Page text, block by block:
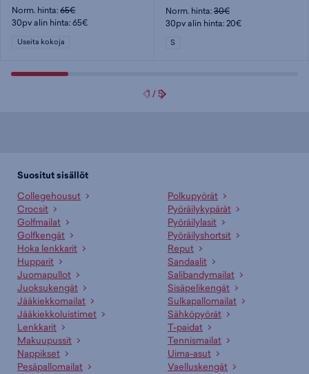
Norm. hinta:65€
30pv alin hinta: 65€
Useita kokoja
Norm. hinta:30€
30pv alin hinta: 20€
S
1 /5
Suositut sisällöt
Collegehousut
Crocsit
Golfmailat
Golfkengät
Hoka lenkkarit
Hupparit
Juomapullot
Juoksukengät
Jääkiekkomailat
Jääkiekkoluistimet
Lenkkarit
Makuupussit
Nappikset
Pesäpallomailat
Polkupyörät
Pyöräilykypärät
Pyöräilylasit
Pyöräilyshortsit
Reput
Sandaalit
Salibandymailat
Sisäpelikengät
Sulkapallomailat
Sähköpyörät
T-paidat
Tennismailat
Uima-asut
Vaelluskengät